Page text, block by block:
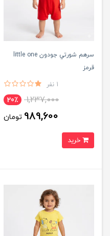
سرهم شورتي جودون little one
قرمز
1 نفر
1,237,000 20٪
989,600 تومان